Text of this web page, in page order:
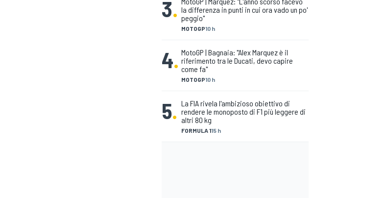
3.
MOTOGP10 h
la differenza in punti in cui ora vado un po'
peggio"
4.
MOTOGP10 h
MotoGP | Bagnaia: "Alex Marquez è il
riferimento tra le Ducati, devo capire
come fa"
5.
FORMULA 115 h
La FIA rivela l'ambizioso obiettivo di
rendere le monoposto di F1 più leggere di
altri 80 kg